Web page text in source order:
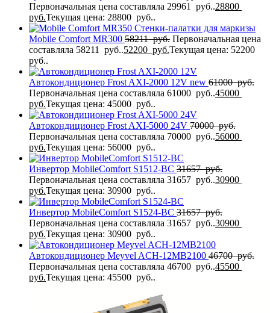
Первоначальная цена составляла 29961 руб..28800
руб.Текущая цена: 28800 руб..
Стенки-палатки для маркизы
Mobile Comfort MR300 58211руб. Первоначальная цена
составляла 58211 руб..52200 руб.Текущая цена: 52200
руб..
Автокондиционер Frost AXI-2000 12V new 61000руб.
Первоначальная цена составляла 61000 руб..45000
руб.Текущая цена: 45000 руб..
Автокондиционер Frost AXI-5000 24V 70000руб.
Первоначальная цена составляла 70000 руб..56000
руб.Текущая цена: 56000 руб..
Инвертор MobileComfort S1512-BC 31657руб.
Первоначальная цена составляла 31657 руб..30900
руб.Текущая цена: 30900 руб..
Инвертор MobileComfort S1524-BC 31657руб.
Первоначальная цена составляла 31657 руб..30900
руб.Текущая цена: 30900 руб..
Автокондиционер Meyvel ACH-12MB2100 46700руб.
Первоначальная цена составляла 46700 руб..45500
руб.Текущая цена: 45500 руб..